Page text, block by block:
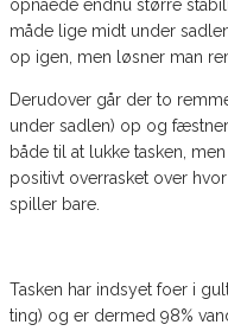
opnåede endnu større
måde lige midt under
op igen, men løsner man
Derudover går der to
under sadlen) op og
både til at lukke tasken,
positivt overrasket over
spiller bare.
Tasken har indsyet foer i
ting) og er dermed 98%